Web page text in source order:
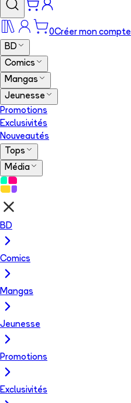
0Créer mon compte
BD
Comics
Mangas
Jeunesse
Promotions
Exclusivités
Nouveautés
Tops
Média
BD
Comics
Mangas
Jeunesse
Promotions
Exclusivités